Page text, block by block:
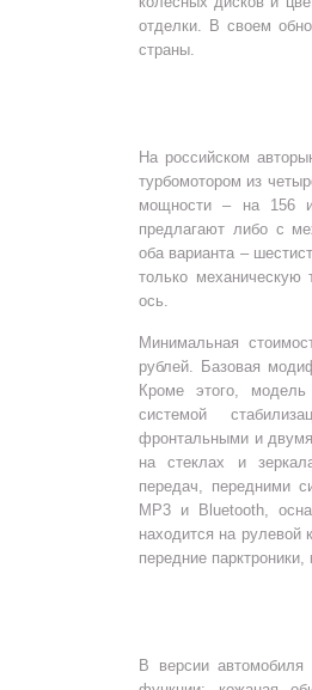
отделки. В своем
страны.
На российском
турбомотором из
мощности – на 156
предлагают либо с
оба варианта –
только
ось.
Минимальная
рублей. Базовая
Кроме этого,
системой
фронтальными и
на стеклах и
передач, передними
MP3 и Bluetooth,
находится на рулевой
передние парктроники,
В версии